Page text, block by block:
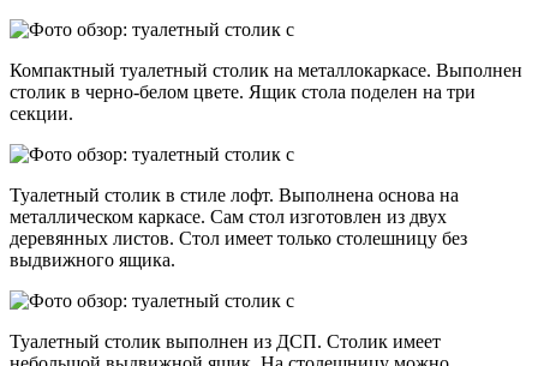
Компактный туалетный столик на металлокаркасе. Выполнен
столик в черно-белом цвете. Ящик стола поделен на три
секции.
Туалетный столик в стиле лофт. Выполнена основа на
металлическом каркасе. Сам стол изготовлен из двух
деревянных листов. Стол имеет только столешницу без
выдвижного ящика.
Туалетный столик выполнен из ДСП. Столик имеет